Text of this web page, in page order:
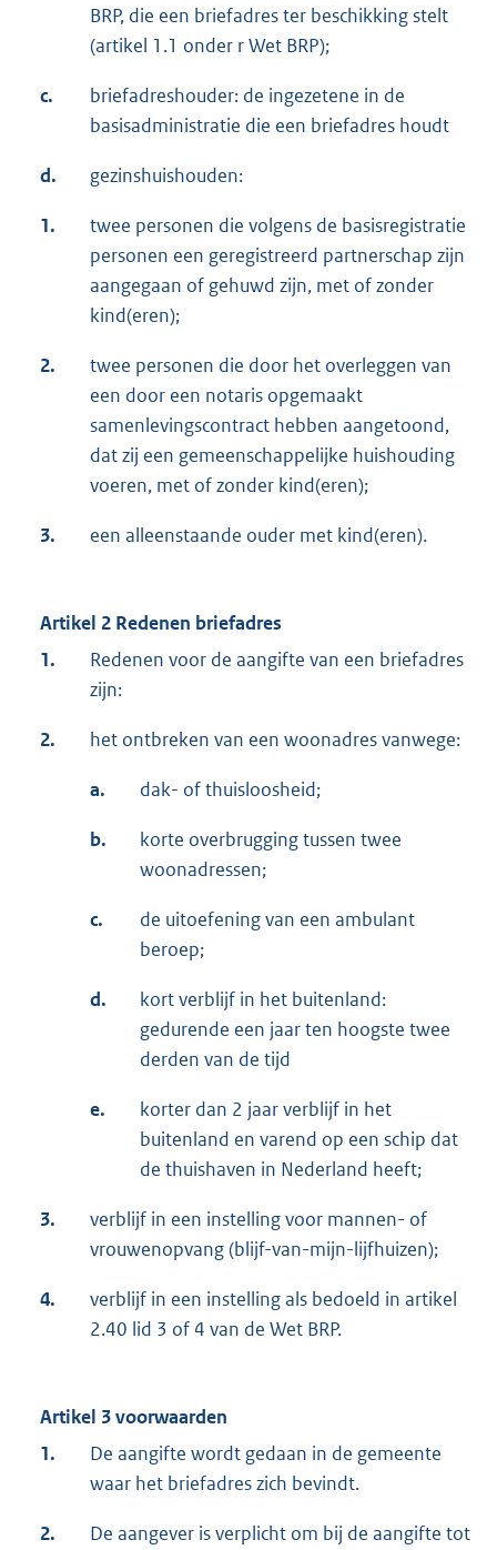
BRP, die een briefadres ter beschikking stelt
(artikel 1.1 onder r Wet BRP);
c.
briefadreshouder: de ingezetene in de
basisadministratie die een briefadres houdt
d. gezinshuishouden:
1.
twee personen die volgens de basisregistratie
personen een geregistreerd partnerschap zijn
aangegaan of gehuwd zijn, met of zonder
kind(eren);
2.
twee personen die door het overleggen van
een door een notaris opgemaakt
samenlevingscontract hebben aangetoond,
dat zij een gemeenschappelijke huishouding
voeren, met of zonder kind(eren);
3. een alleenstaande ouder met kind(eren).
Artikel 2 Redenen briefadres
1.
Redenen voor de aangifte van een briefadres
zijn:
2. het ontbreken van een woonadres vanwege:
a. dak- of thuisloosheid;
b.
korte overbrugging tussen twee
woonadressen;
c.
de uitoefening van een ambulant
beroep;
d.
kort verblijf in het buitenland:
gedurende een jaar ten hoogste twee
derden van de tijd
e.
korter dan 2 jaar verblijf in het
buitenland en varend op een schip dat
de thuishaven in Nederland heeft;
3.
verblijf in een instelling voor mannen- of
vrouwenopvang (blijf-van-mijn-lijfhuizen);
4.
verblijf in een instelling als bedoeld in artikel
2.40 lid 3 of 4 van de Wet BRP.
Artikel 3 voorwaarden
1.
De aangifte wordt gedaan in de gemeente
waar het briefadres zich bevindt.
2.
De aangever is verplicht om bij de aangifte tot